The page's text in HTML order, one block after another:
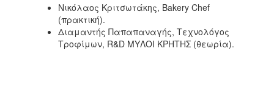
Νικόλαος Κριτσωτάκης, Bakery Chef
(πρακτική).
Διαμαντής Παπαπαναγής, Τεχνολόγος
Τροφίμων, R&D ΜΥΛΟΙ ΚΡΗΤΗΣ (θεωρία).